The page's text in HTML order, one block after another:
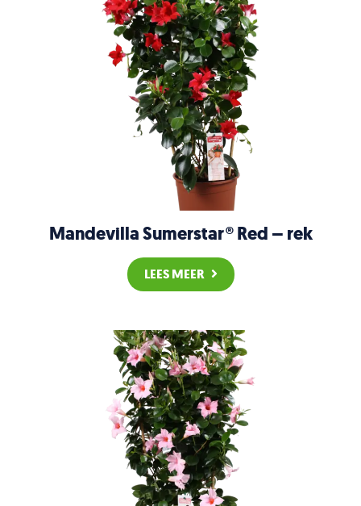
Mandevilla Sumerstar® Red – rek
LEES MEER